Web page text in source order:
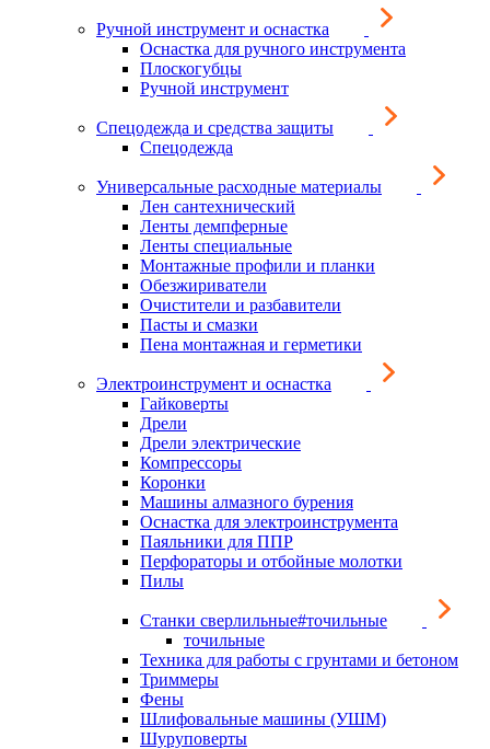
Ручной инструмент и оснастка
Оснастка для ручного инструмента
Плоскогубцы
Ручной инструмент
Спецодежда и средства защиты
Спецодежда
Универсальные расходные материалы
Лен сантехнический
Ленты демпферные
Ленты специальные
Монтажные профили и планки
Обезжириватели
Очистители и разбавители
Пасты и смазки
Пена монтажная и герметики
Электроинструмент и оснастка
Гайковерты
Дрели
Дрели электрические
Компрессоры
Коронки
Машины алмазного бурения
Оснастка для электроинструмента
Паяльники для ППР
Перфораторы и отбойные молотки
Пилы
Станки сверлильные#точильные
точильные
Техника для работы с грунтами и бетоном
Триммеры
Фены
Шлифовальные машины (УШМ)
Шуруповерты